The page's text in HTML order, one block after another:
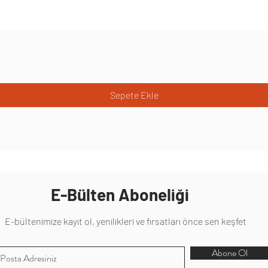
Sepete Ekle
E-Bülten Aboneliği
E-bültenimize kayıt ol, yenilikleri ve fırsatları önce sen keşfet
Abone Ol